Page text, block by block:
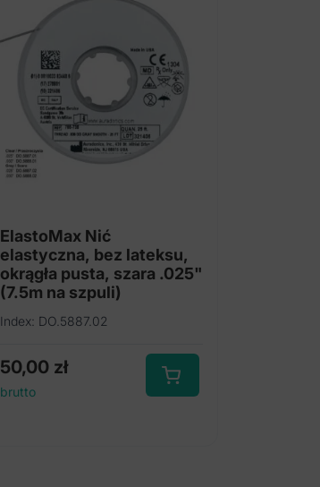
ElastoMax Nić
elastyczna, bez lateksu,
okrągła pusta, szara .025"
(7.5m na szpuli)
Index: DO.5887.02
50,00 zł
brutto